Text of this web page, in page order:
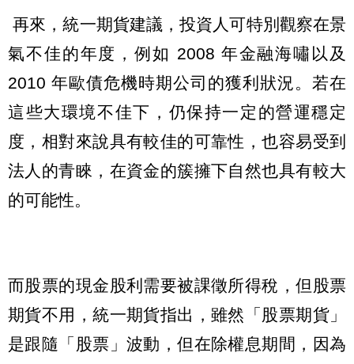
再來，統一期貨建議，投資人可特別觀察在景
氣不佳的年度，例如 2008 年金融海嘯以及
2010 年歐債危機時期公司的獲利狀況。若在
這些大環境不佳下，仍保持一定的營運穩定
度，相對來說具有較佳的可靠性，也容易受到
法人的青睞，在資金的簇擁下自然也具有較大
的可能性。
而股票的現金股利需要被課徵所得稅，但股票
期貨不用，統一期貨指出，雖然「股票期貨」
是跟隨「股票」波動，但在除權息期間，因為